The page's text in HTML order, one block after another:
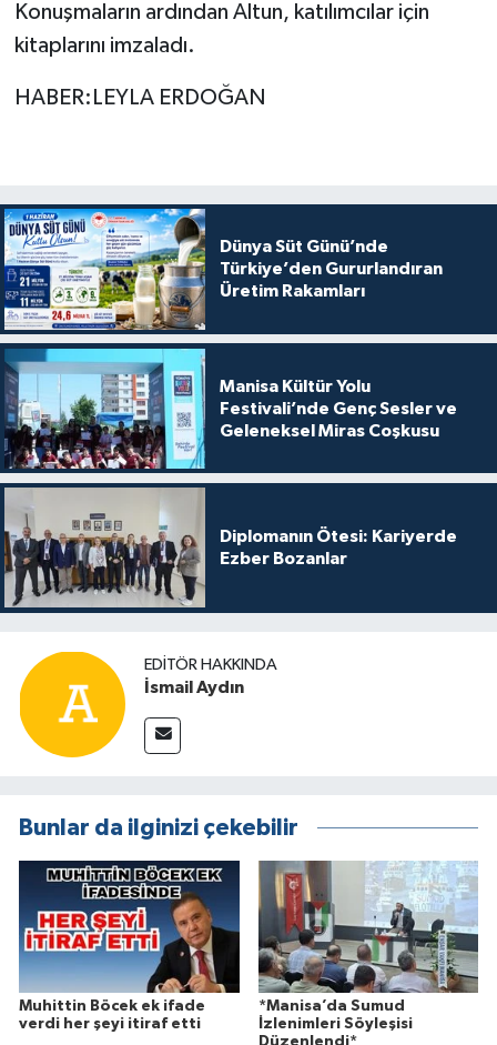
Konuşmaların ardından Altun, katılımcılar için
kitaplarını imzaladı.
HABER:LEYLA ERDOĞAN
Dünya Süt Günü’nde
Türkiye’den Gururlandıran
Üretim Rakamları
Manisa Kültür Yolu
Festivali’nde Genç Sesler ve
Geleneksel Miras Coşkusu
Diplomanın Ötesi: Kariyerde
Ezber Bozanlar
EDITÖR HAKKINDA
İsmail Aydın
Bunlar da ilginizi çekebilir
Muhittin Böcek ek ifade
verdi her şeyi itiraf etti
*Manisa’da Sumud
İzlenimleri Söyleşisi
Düzenlendi*